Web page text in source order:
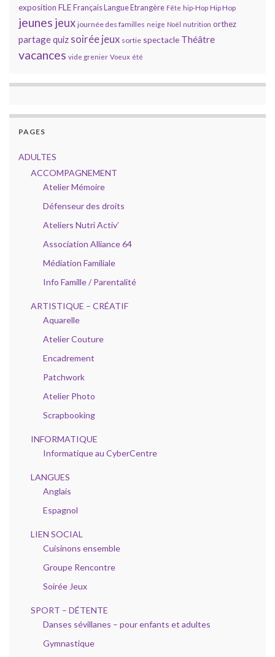
exposition FLE Français Langue Etrangère Fête hip-Hop Hip Hop
jeunes jeux journée des familles neige Noël nutrition orthez
partagequiz soirée jeux sortie spectacle Théâtre
vacances vide grenier Voeux été
PAGES
ADULTES
ACCOMPAGNEMENT
Atelier Mémoire
Défenseur des droits
Ateliers Nutri Activ’
Association Alliance 64
Médiation Familiale
Info Famille / Parentalité
ARTISTIQUE – CRÉATIF
Aquarelle
Atelier Couture
Encadrement
Patchwork
Atelier Photo
Scrapbooking
INFORMATIQUE
Informatique au CyberCentre
LANGUES
Anglais
Espagnol
LIEN SOCIAL
Cuisinons ensemble
Groupe Rencontre
Soirée Jeux
SPORT – DÉTENTE
Danses sévillanes – pour enfants et adultes
Gymnastique